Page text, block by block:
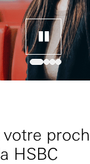
votre
HSBC